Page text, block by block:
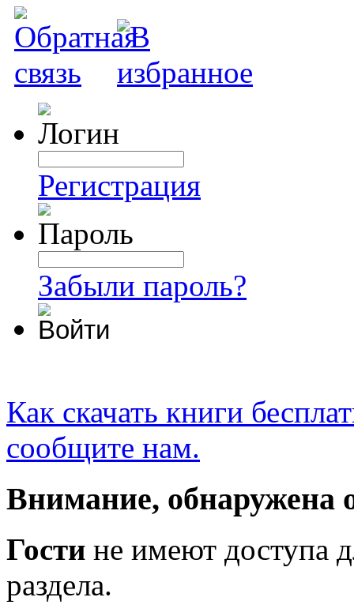
Регистрация
Забыли пароль?
Как скачать книги
сообщите нам.
Внимание, обнаружена
Гости не имеют доступа
раздела.